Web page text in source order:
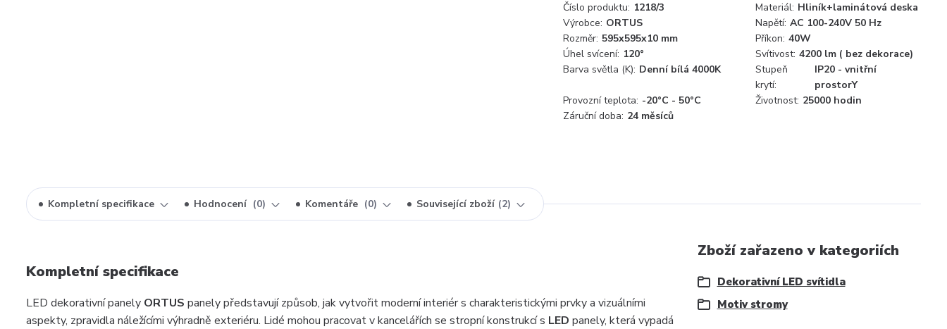
Číslo produktu: 1218/3 Materiál: Hliník+laminátová deska
Výrobce: ORTUS Napětí: AC 100-240V 50 Hz
Rozměr: 595x595x10 mm Příkon: 40W
Úhel svícení: 120° Svítivost: 4200 lm ( bez dekorace)
Barva světla (K): Denní bílá 4000K
Stupeň
krytí:
IP20 - vnitřní
prostorY
Provozní teplota: -20°C - 50°C Životnost: 25000 hodin
Záruční doba: 24 měsíců
Kompletní specifikace Hodnocení 0 Komentáře 0 Související zboží 2
Kompletní specifikace
LED dekorativní panely ORTUS panely představují způsob, jak vytvořit moderní interiér s charakteristickými prvky a vizuálními
aspekty, zpravidla náležícími výhradně exteriéru. Lidé mohou pracovat v kancelářích se stropní konstrukcí s LED panely, která vypadá
Zboží zařazeno v kategoriích
Dekorativní LED svítidla
Motiv stromy